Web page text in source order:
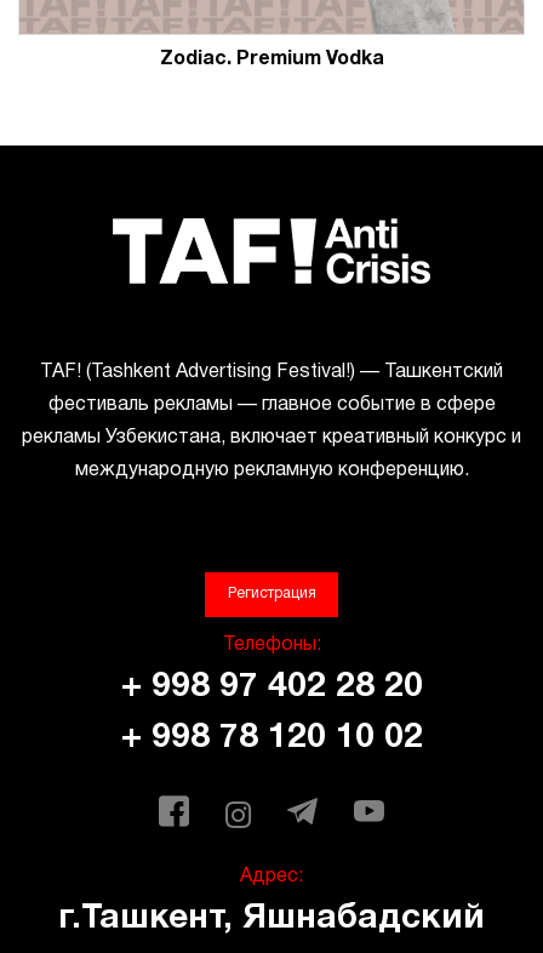
Zodiac. Premium Vodka
ТАF! (Tashkent Advertising Festival!) — Ташкентский
фестиваль рекламы — главное событие в сфере
рекламы Узбекистана, включает креативный конкурс и
международную рекламную конференцию.
Регистрация
Телефоны:
+ 998 97 402 28 20
+ 998 78 120 10 02
Адрес:
г.Ташкент, Яшнабадский